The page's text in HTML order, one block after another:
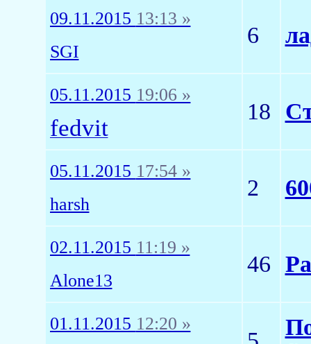
09.11.2015 13:13 »
SGI
6
05.11.2015 19:06 »
fedvit
18
05.11.2015 17:54 »
harsh
2
02.11.2015 11:19 »
Alone13
46
01.11.2015 12:20 »